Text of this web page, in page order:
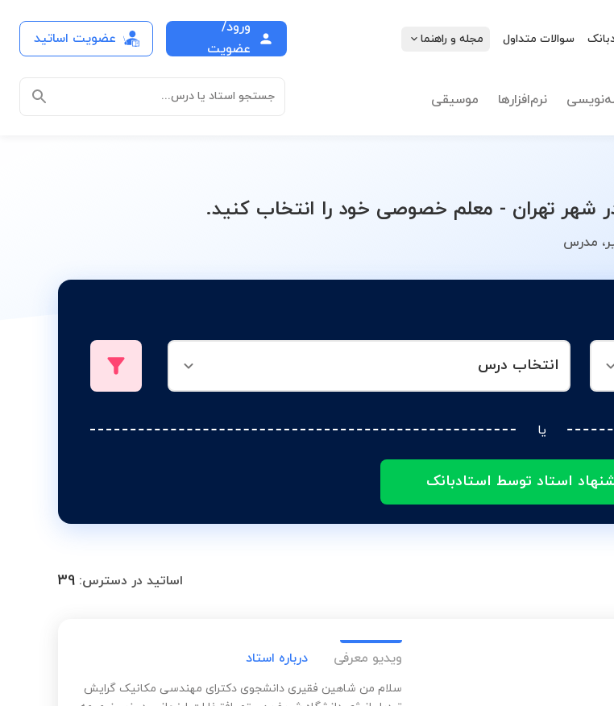
سوالات متداول مجله و راهنما
ورود/
عضویت
عضویت اساتید
نرم‌افزارها موسیقی جستجو استاد یا درس...
شهر تهران - معلم خصوصی خود را انتخاب کنید.
مدرس
انتخاب درس
یا
استاد توسط استادبانک
اساتید در دسترس: 39
ویدیو معرفی درباره استاد
سلام من شاهین فقیری دانشجوی دکترای مهندسی مکانیک گرایش